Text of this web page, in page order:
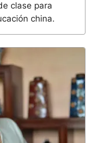
clase para
china.